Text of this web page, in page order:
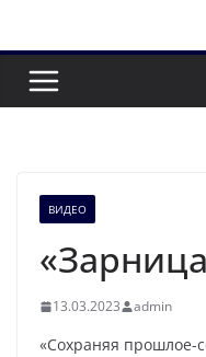
ВИДЕО
13.03.2023 admin
«Сохраняя прошлое-